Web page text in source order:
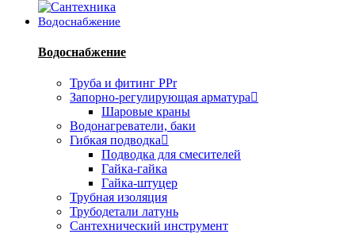
Водоснабжение
Водоснабжение
Труба и фитинг PPr
Запорно-регулирующая арматура
Шаровые краны
Водонагреватели, баки
Гибкая подводка
Подводка для смесителей
Гайка-гайка
Гайка-штуцер
Трубная изоляция
Трубодетали латунь
Сантехнический инструмент